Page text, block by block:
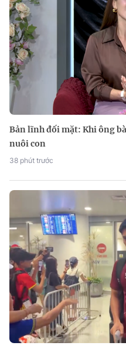
Bản lĩnh đối mặt: Khi ông
nuôi con
38 phút trước